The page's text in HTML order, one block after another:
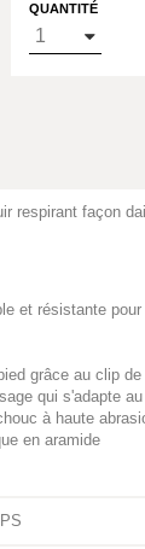
QUANTITÉ
respirant façon
et résistante
grâce au clip
qui s'adapte
à haute
en aramide